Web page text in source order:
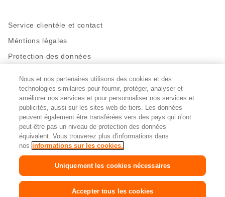
Service clientèle et contact
Méntions légales
Protection des données
Restez en contact!
Facebook
http://twitter.com/migros
https://www.youtube.com/user/
PinterestInstagram
Paramètres des cookies
© 2026 La Fédération des coopératives Migros
FR IT
Nous et nos partenaires utilisons des cookies et des
technologies similaires pour fournir, protéger, analyser et
améliorer nos services et pour personnaliser nos services et
publicités, aussi sur les sites web de tiers. Les données
peuvent également être transférées vers des pays qui n'ont
peut-être pas un niveau de protection des données
équivalent. Vous trouverez plus d'informations dans
nos informations sur les cookies.
Uniquement les cookies nécessaires
Accepter tous les cookies